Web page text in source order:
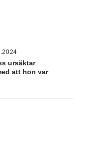
ursäktar
att hon var